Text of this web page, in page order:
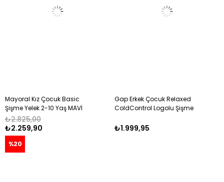
Mayoral Kız Çocuk Basic
Şişme Yelek 2-10 Yaş MAVİ
₺2.259,90
₺2.825,00
%20
Gap Erkek Çocuk Relaxed
ColdControl Logolu Şişme
₺1.999,95